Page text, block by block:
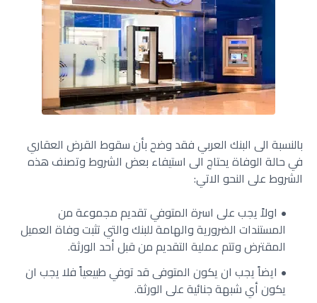
بالنسبة الى البنك العربي فقد وضح بأن سقوط القرض العقاري
في حالة الوفاة يحتاج الى استيفاء بعض الشروط وتصنف هذه
الشروط على النحو الاتي:
اولاً يجب على اسرة المتوفي تقديم مجموعة من
المستندات الضرورية والهامة للبنك والتي تثبت وفاة العميل
المقترض وتتم عملية التقديم من قبل أحد الورثة.
ايضاً يجب ان يكون المتوفى قد توفي طبيعياً فلا يجب ان
يكون أي شبهة جنائية على الورثة.